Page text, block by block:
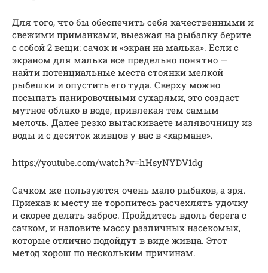
Для того, что бы обеспечить себя качественными и
свежими приманками, выезжая на рыбалку берите
с собой 2 вещи: сачок и «экран на малька». Если с
экраном для малька все предельно понятно —
найти потенциальные места стоянки мелкой
рыбешки и опустить его туда. Сверху можно
посыпать панировочными сухарями, это создаст
мутное облако в воде, привлекая тем самым
мелочь. Далее резко вытаскиваете малявочницу из
воды и с десяток живцов у вас в «кармане».
https://youtube.com/watch?v=hHsyNYDV1dg
Сачком же пользуются очень мало рыбаков, а зря.
Приехав к месту не торопитесь расчехлять удочку
и скорее делать заброс. Пройдитесь вдоль берега с
сачком, и наловите массу различных насекомых,
которые отлично подойдут в виде живца. Этот
метод хорош по нескольким причинам.